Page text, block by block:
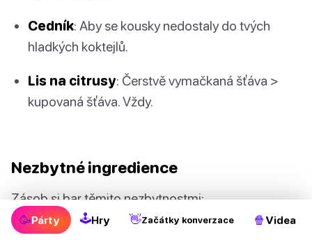
Cedník: Aby se kousky nedostaly do tvých
hladkých koktejlů.
Lis na citrusy: Čerstvě vymačkaná šťáva >
kupovaná šťáva. Vždy.
Nezbytné ingredience
Zásob si bar těmito nezbytnostmi:
🥳Párty 🕹Hry 👋Začátky konverzace 🍿 Videa